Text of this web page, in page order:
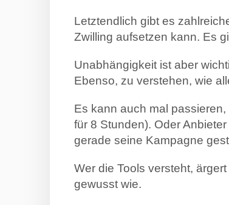
Letztendlich gibt es
Zwilling aufsetzen kann. Es
Unabhängigkeit ist aber
Ebenso, zu verstehen, wie
Es kann auch mal
für 8 Stunden). Oder
gerade seine Kampagne
Wer die Tools versteht,
gewusst wie.